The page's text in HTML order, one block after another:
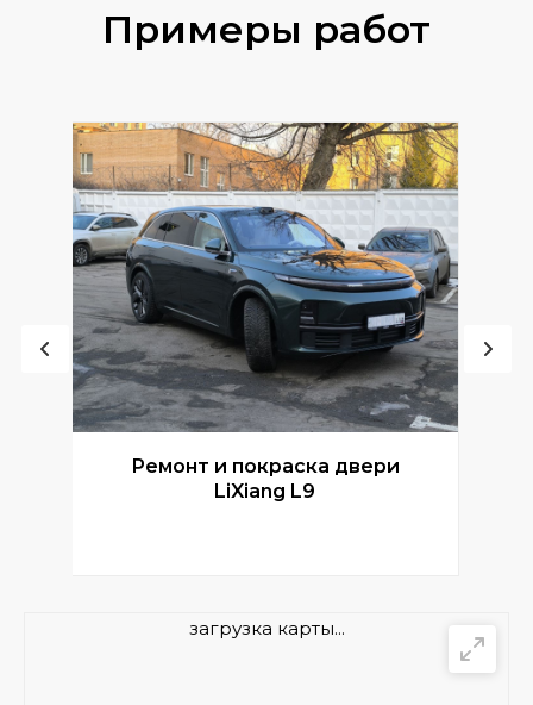
Примеры работ
Ремонт и покраска двери
LiXiang L9
загрузка карты...